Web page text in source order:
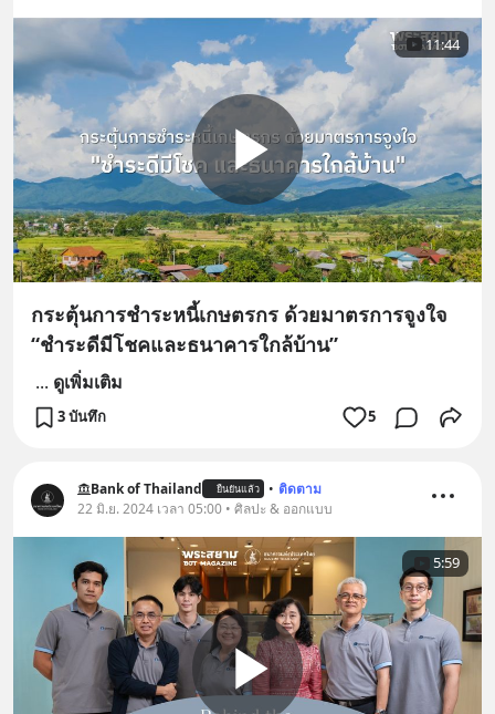
11:44
กระตุ้นการชำระหนี้เกษตรกร ด้วยมาตรการจูงใจ
“ชำระดีมีโชคและธนาคารใกล้บ้าน”
... ดูเพิ่มเติม
3 บันทึก 5
Bank of Thailand ยืนยันแล้ว • ติดตาม
22 มิ.ย. 2024 เวลา 05:00 • ศิลปะ & ออกแบบ
5:59